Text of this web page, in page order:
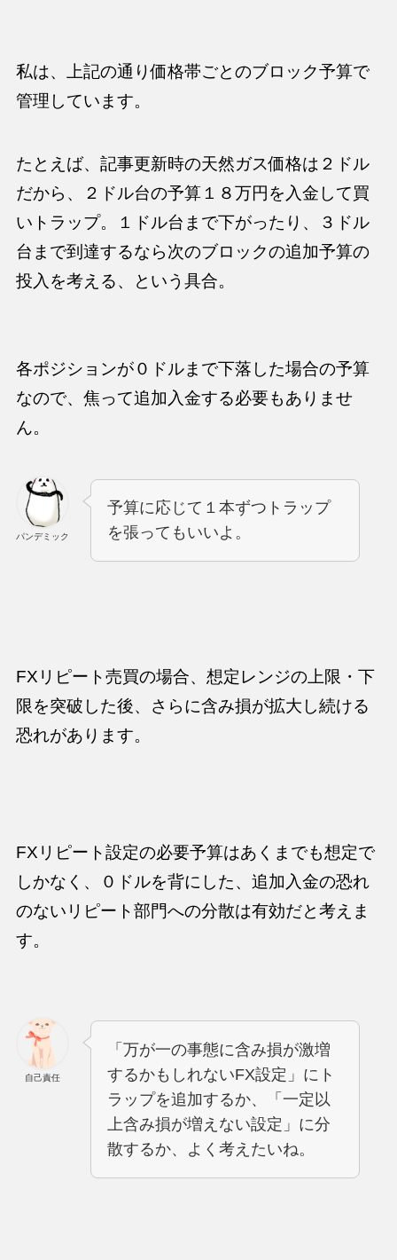
私は、上記の通り価格帯ごとのブロック予算で
管理しています。
たとえば、記事更新時の天然ガス価格は２ドル
だから、２ドル台の予算１８万円を入金して買
いトラップ。１ドル台まで下がったり、３ドル
台まで到達するなら次のブロックの追加予算の
投入を考える、という具合。
各ポジションが０ドルまで下落した場合の予算
なので、焦って追加入金する必要もありませ
ん。
パンデミック
予算に応じて１本ずつトラップ
を張ってもいいよ。
FXリピート売買の場合、想定レンジの上限・下
限を突破した後、さらに含み損が拡大し続ける
恐れがあります。
FXリピート設定の必要予算はあくまでも想定で
しかなく、０ドルを背にした、追加入金の恐れ
のないリピート部門への分散は有効だと考えま
す。
自己責任
「万が一の事態に含み損が激増
するかもしれないFX設定」にト
ラップを追加するか、「一定以
上含み損が増えない設定」に分
散するか、よく考えたいね。